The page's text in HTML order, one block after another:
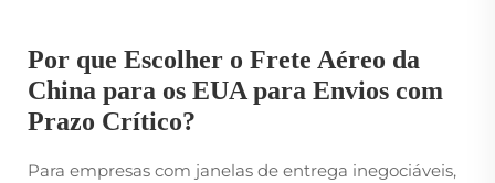
Por que Escolher o Frete Aéreo da
China para os EUA para Envios com
Prazo Crítico?
Para empresas com janelas de entrega inegociáveis,